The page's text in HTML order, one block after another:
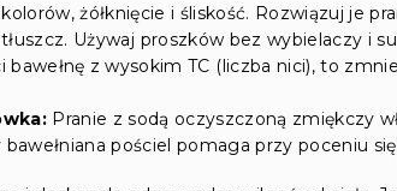
żółknięcie i śliskość. Rozwiązuj je
Używaj proszków bez wybielaczy i
bawełnę z wysokim TC (liczba nici), to
Pranie z sodą oczyszczoną zmiękczy
bawełniana pościel pomaga przy poceniu